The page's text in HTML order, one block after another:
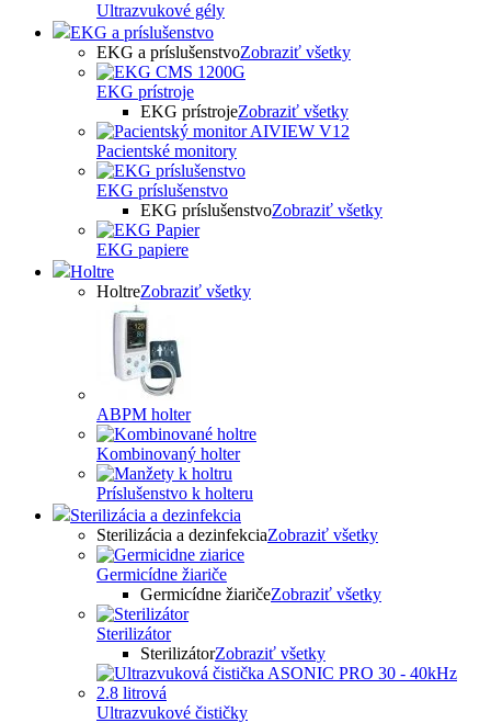
Ultrazvukové gély
EKG a príslušenstvo
EKG a príslušenstvoZobraziť všetky
EKG prístroje
EKG prístrojeZobraziť všetky
Pacientské monitory
EKG príslušenstvo
EKG príslušenstvoZobraziť všetky
EKG papiere
Holtre
HoltreZobraziť všetky
ABPM holter
Kombinovaný holter
Príslušenstvo k holteru
Sterilizácia a dezinfekcia
Sterilizácia a dezinfekciaZobraziť všetky
Germicídne žiariče
Germicídne žiaričeZobraziť všetky
Sterilizátor
SterilizátorZobraziť všetky
Ultrazvukové čističky